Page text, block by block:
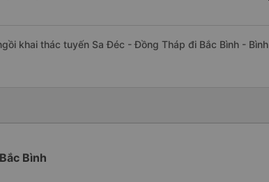
khai thác tuyến Sa Đéc - Đồng Tháp đi Bắc Bình - Bình
Bình